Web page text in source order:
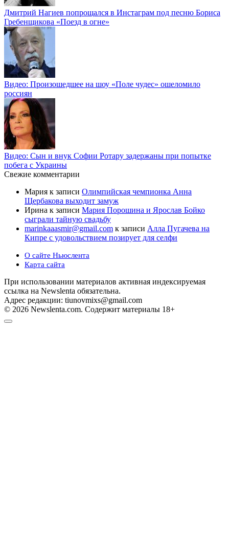
Дмитрий Нагиев попрощался в Инстаграм под песню Бориса
Гребенщикова «Поезд в огне»
Видео: Произошедшее на шоу «Поле чудес» ошеломило
россиян
Видео: Сын и внук Софии Ротару задержаны при попытке
побега с Украины
Свежие комментарии
Мария к записи Олимпийская чемпионка Анна
Щербакова выходит замуж
Ирина к записи Мария Порошина и Ярослав Бойко
сыграли тайную свадьбу
marinkaaasmir@gmail.com к записи Алла Пугачева на
Кипре с удовольствием позирует для селфи
О сайте Ньюслента
Карта сайта
При использовании материалов активная индексируемая
ссылка на Newslenta обязательна.
Адрес редакции: tiunovmixs@gmail.com
© 2026 Newslenta.com. Содержит материалы 18+